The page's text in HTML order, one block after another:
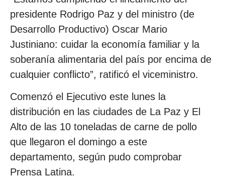
presidente Rodrigo Paz y del ministro (de
Desarrollo Productivo) Oscar Mario
Justiniano: cuidar la economía familiar y la
soberanía alimentaria del país por encima de
cualquier conflicto”, ratificó el viceministro.
Comenzó el Ejecutivo este lunes la
distribución en las ciudades de La Paz y El
Alto de las 10 toneladas de carne de pollo
que llegaron el domingo a este
departamento, según pudo comprobar
Prensa Latina.